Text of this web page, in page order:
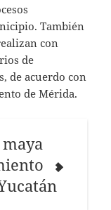
También
con
de
de acuerdo con
de Mérida.